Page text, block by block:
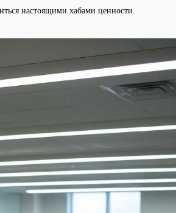
настоящими хабами ценности.